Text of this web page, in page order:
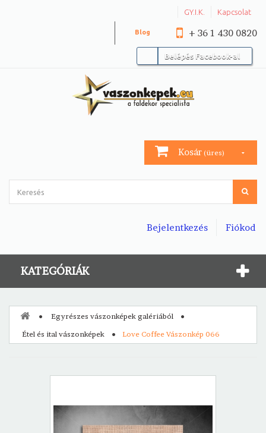
GY.I.K. Kapcsolat
+ 36 1 430 0820
Blog
Belépés Facebook-al
Kosár (üres)
Fiókod
Bejelentkezés
KATEGÓRIÁK
Egyrészes vászonképek galériából
Étel és ital vászonképek
Love Coffee Vászonkép 066